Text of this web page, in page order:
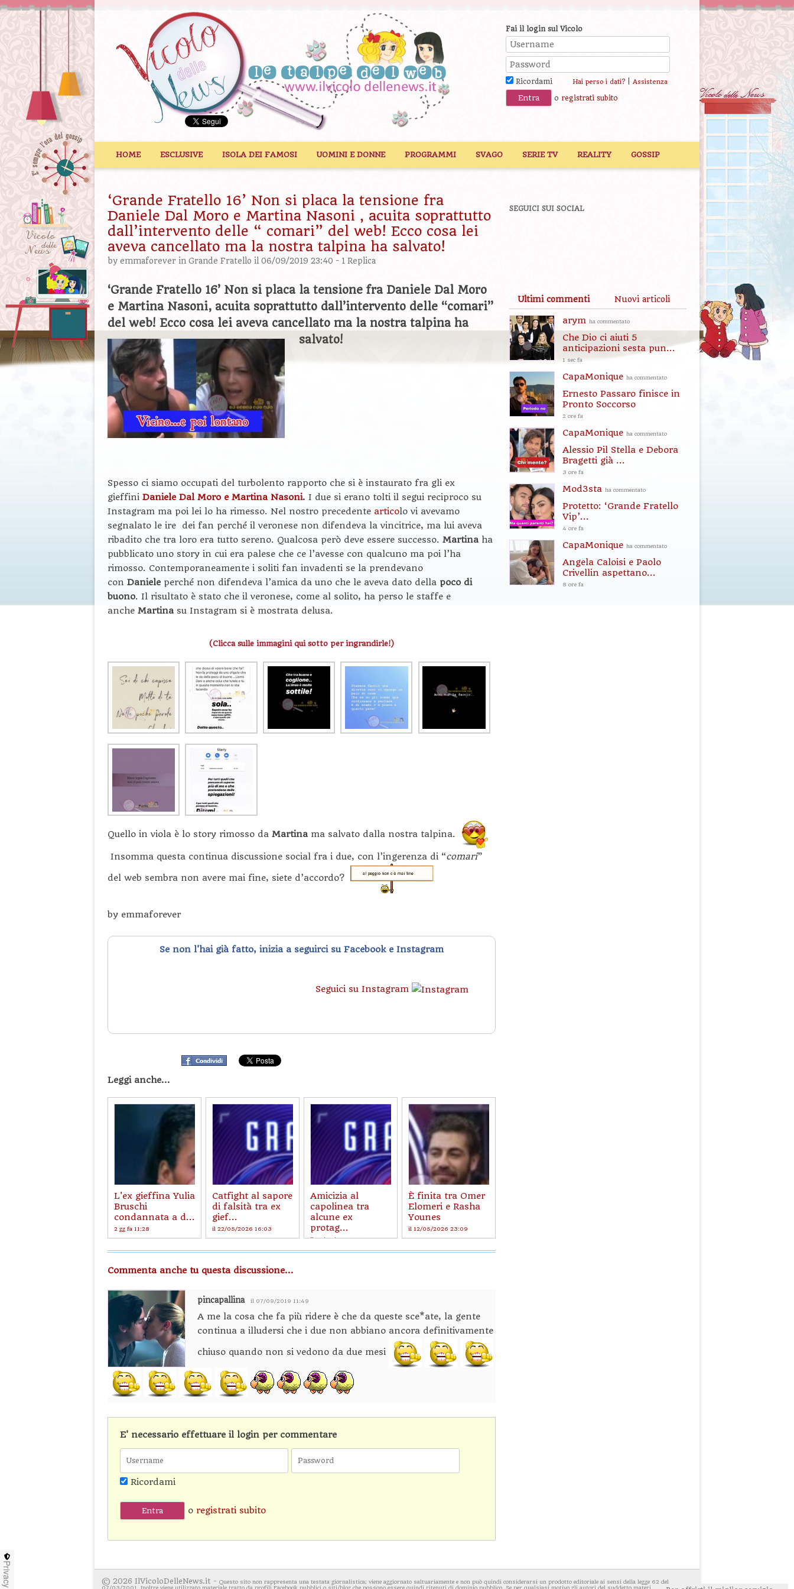
Fai il login sul Vicolo
Ricordami Hai perso i dati?| Assistenza
o registrati subito
HOME ESCLUSIVE ISOLA DEI FAMOSI UOMINI E DONNE PROGRAMMI SVAGO SERIE TV REALITY GOSSIP
‘Grande Fratello 16’ Non si placa la tensione fra
Daniele Dal Moro e Martina Nasoni , acuita soprattutto
dall’intervento delle “ comari” del web! Ecco cosa lei
aveva cancellato ma la nostra talpina ha salvato!
by emmaforever in Grande Fratello il 06/09/2019 23:40 - 1 Replica
‘Grande Fratello 16’ Non si placa la tensione fra Daniele Dal Moro
e Martina Nasoni, acuita soprattutto dall’intervento delle “comari”
del web! Ecco cosa lei aveva cancellato ma la nostra talpina ha
salvato!
Spesso ci siamo occupati del turbolento rapporto che si è instaurato fra gli ex
gieffini Daniele Dal Moro e Martina Nasoni. I due si erano tolti il segui reciproco su
Instagram ma poi lei lo ha rimesso. Nel nostro precedente articolo vi avevamo
segnalato le ire dei fan perché il veronese non difendeva la vincitrice, ma lui aveva
ribadito che tra loro era tutto sereno. Qualcosa però deve essere successo. Martina ha
pubblicato uno story in cui era palese che ce l’avesse con qualcuno ma poi l’ha
rimosso. Contemporaneamente i soliti fan invadenti se la prendevano
con Daniele perché non difendeva l’amica da uno che le aveva dato della poco di
buono. Il risultato è stato che il veronese, come al solito, ha perso le staffe e
anche Martina su Instagram si è mostrata delusa.
(Clicca sulle immagini qui sotto per ingrandirle!)
Quello in viola è lo story rimosso da Martina ma salvato dalla nostra talpina.
Insomma questa continua discussione social fra i due, con l’ingerenza di “comari”
del web sembra non avere mai fine, siete d’accordo?
by emmaforever
Se non l'hai già fatto, inizia a seguirci su Facebook e Instagram
Seguici su Instagram
Leggi anche...
L'ex gieffina Yulia
Bruschi
condannata a d...
2 gg fa 11:28
Catfight al sapore
di falsità tra ex
gief...
il 22/05/2026 16:03
Amicizia al
capolinea tra
alcune ex
protag...
il 19/05/2026 16:53
È finita tra Omer
Elomeri e Rasha
Younes
il 12/05/2026 23:09
Commenta anche tu questa discussione...
pincapallina il 07/09/2019 11:49
A me la cosa che fa più ridere è che da queste sce*ate, la gente
continua a illudersi che i due non abbiano ancora definitivamente
chiuso quando non si vedono da due mesi
E' necessario effettuare il login per commentare
Ricordami
o registrati subito
SEGUICI SUI SOCIAL
Ultimi commenti Nuovi articoli
arym ha commentato
Che Dio ci aiuti 5
anticipazioni sesta pun...
1 sec fa
CapaMonique ha commentato
Ernesto Passaro finisce in
Pronto Soccorso
2 ore fa
CapaMonique ha commentato
Alessio Pil Stella e Debora
Bragetti già ...
3 ore fa
Mod3sta ha commentato
Protetto: ‘Grande Fratello
Vip’...
4 ore fa
CapaMonique ha commentato
Angela Caloisi e Paolo
Crivellin aspettano...
8 ore fa
© 2026 IlVicoloDelleNews.it - Questo sito non rappresenta una testata giornalistica; viene aggiornato saltuariamente e non può quindi considerarsi un prodotto editoriale ai sensi della legge 62 del
07/03/2001. Inoltre viene utilizzato materiale tratto da profili Facebook pubblici o siti/blog che possono essere quindi ritenuti di dominio pubblico. Se per qualsiasi motivo gli autori del suddetto materiale avessero
Privacy